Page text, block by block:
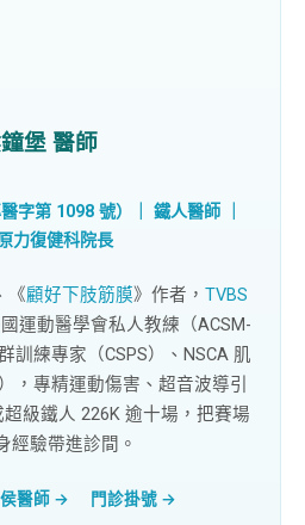
堡 醫師
字第 1098 號）｜ 鐵人醫師 ｜
力復健科院長
《顧好下肢筋膜》作者， TVBS
運動醫學會私人教練（ACSM-
訓練專家（CSPS）、NSCA 肌
，專精運動傷害、超音波導引
級鐵人 226K 逾十場，把賽場
經驗帶進診間。
醫師 → 門診掛號 →